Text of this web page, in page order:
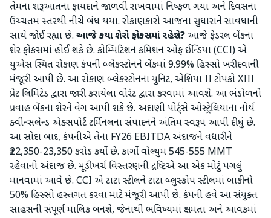
તેમના શરૂઆતના ફાયદાને જાળવી રાખવામાં નિષ્ફળ ગયા અને દિવસના
ઉચ્ચતમ સ્તરથી નીચે બંધ થયા. રોકાણકારો આજના સુધારાને સાવધાની
સાથે જોઈ રહ્યા છે. આજે કયા શેરો ફોકસમાં રહેશે? આજે ફેડરલ બેંકના
શેર ફોકસમાં હોઈ શકે છે. કોમ્પિટિશન કમિશન ઓફ ઈન્ડિયા (CCI) એ
યુએસ સ્થિત રોકાણ કંપની બ્લેકસ્ટોનને બેંકમાં 9.99% હિસ્સો ખરીદવાની
મંજૂરી આપી છે. આ રોકાણ બ્લેકસ્ટોનના યુનિટ, એશિયા II ટોપકો XIII
પ્રેટ લિમિટેડ દ્વારા જારી કરાયેલા વોરંટ દ્વારા કરવામાં આવશે. આ ભંડોળનો
પ્રવાહ બેંકના શેરને વેગ આપી શકે છે. અદાણી પોર્ટ્સે ઓસ્ટ્રેલિયાના નોર્થ
ક્વીન્સલેન્ડ એક્સપોર્ટ ટર્મિનલના સંપાદનને અંતિમ સ્વરૂપ આપી દીધું છે.
આ સોદા બાદ, કંપનીએ તેના FY26 EBITDA અંદાજને વધારીને
₹22,350-23,350 કરોડ કર્યો છે. કાર્ગો વોલ્યુમ 545-555 MMT
રહેવાનો અંદાજ છે. મૂડીખર્ચ વિસ્તરણની દ્રષ્ટિએ આ એક મોટું પગલું
માનવામાં આવે છે. CCI એ ટાટા સ્ટીલને ટાટા બ્લુસ્કોપ સ્ટીલમાં બાકીનો
50% હિસ્સો હસ્તગત કરવા માટે મંજૂરી આપી છે. કંપની હવે આ સંયુક્ત
સાહસની સંપૂર્ણ માલિક બનશે, જેનાથી ભવિષ્યમાં ક્ષમતા અને આવકમાં